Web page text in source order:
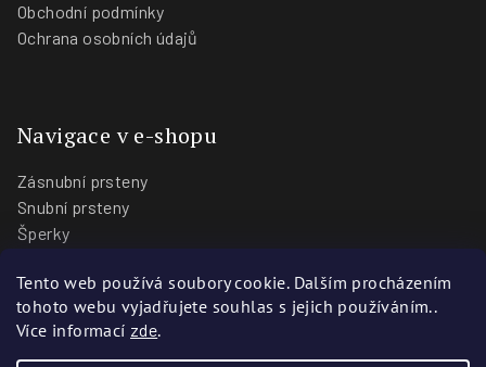
Tento web používá soubory cookie. Dalším procházením
tohoto webu vyjadřujete souhlas s jejich používáním..
Více informací zde.
Obchodní podmínky
Ochrana osobních údajů
Navigace v e-shopu
Zásnubní prsteny
Snubní prsteny
Šperky
Blog
Prodejny